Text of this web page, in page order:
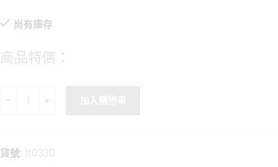
尚有庫存
商品特價：
海鹽可麗露-藍咖條紋水貂毛衣 數量
貨號: lt0330